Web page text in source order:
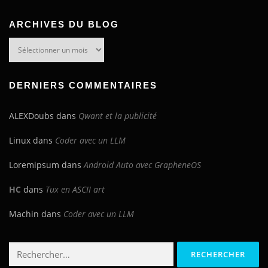
ARCHIVES DU BLOG
DERNIERS COMMENTAIRES
ALEXDoubs dans Qwant et la publicité
Linux dans Coder avec un LLM
Loremipsum dans Android Auto avec GrapheneOS
HC dans Tux en ASCII art
Machin dans Coder avec un LLM
Rechercher :